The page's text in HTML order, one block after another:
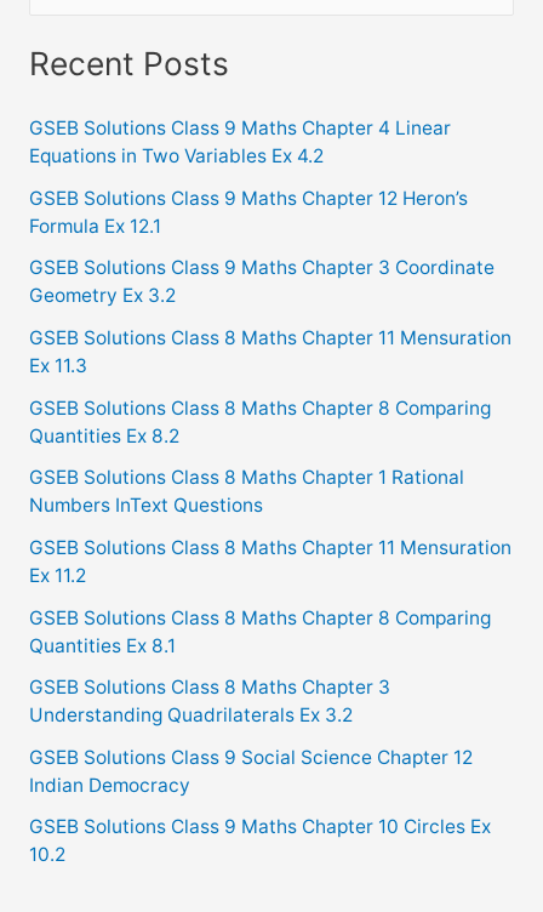
a
c
h
f
o
r
Recent Posts
GSEB Solutions Class 9 Maths Chapter 4 Linear
Equations in Two Variables Ex 4.2
GSEB Solutions Class 9 Maths Chapter 12 Heron’s
Formula Ex 12.1
GSEB Solutions Class 9 Maths Chapter 3 Coordinate
Geometry Ex 3.2
GSEB Solutions Class 8 Maths Chapter 11 Mensuration
Ex 11.3
GSEB Solutions Class 8 Maths Chapter 8 Comparing
Quantities Ex 8.2
GSEB Solutions Class 8 Maths Chapter 1 Rational
Numbers InText Questions
GSEB Solutions Class 8 Maths Chapter 11 Mensuration
Ex 11.2
GSEB Solutions Class 8 Maths Chapter 8 Comparing
Quantities Ex 8.1
GSEB Solutions Class 8 Maths Chapter 3
Understanding Quadrilaterals Ex 3.2
GSEB Solutions Class 9 Social Science Chapter 12
Indian Democracy
GSEB Solutions Class 9 Maths Chapter 10 Circles Ex
10.2